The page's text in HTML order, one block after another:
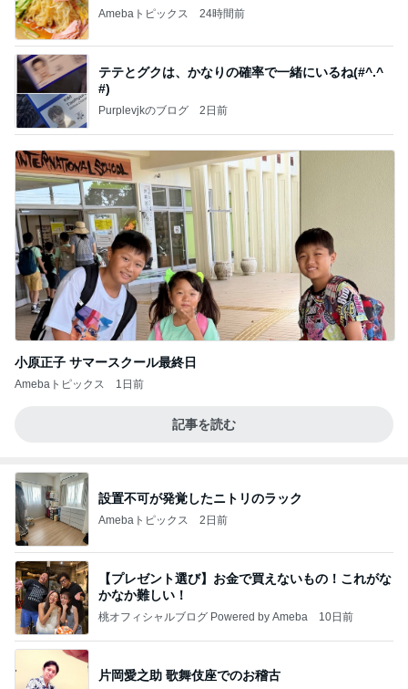
Amebaトピックス 24時間前
テテとグクは、かなりの確率で一緒にいるね(#^.^
#)
Purplevjkのブログ 2日前
小原正子 サマースクール最終日
Amebaトピックス 1日前
記事を読む
設置不可が発覚したニトリのラック
Amebaトピックス 2日前
【プレゼント選び】お金で買えないもの！これがな
かなか難しい！
桃オフィシャルブログ Powered by Ameba 10日前
片岡愛之助 歌舞伎座でのお稽古